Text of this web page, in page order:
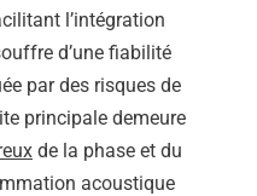
l’intégration
d’une fiabilité
par des risques de
principale demeure
de la phase et du
acoustique